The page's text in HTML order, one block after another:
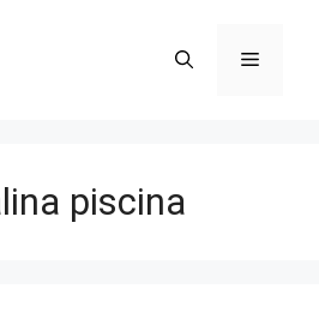
Menú
piscina